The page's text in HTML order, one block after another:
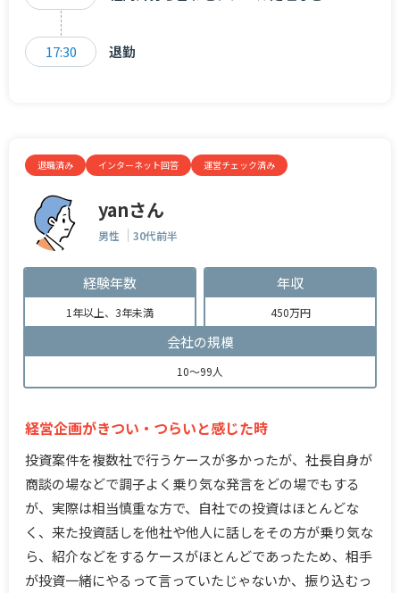
17:30 退勤
退職済み インターネット回答 運営チェック済み
yanさん
男性 30代前半
経験年数
1年以上、3年未満
年収
450万円
会社の規模
10～99人
経営企画がきつい・つらいと感じた時
投資案件を複数社で行うケースが多かったが、社長自身が
商談の場などで調子よく乗り気な発言をどの場でもする
が、実際は相当慎重な方で、自社での投資はほとんどな
く、来た投資話しを他社や他人に話しをその方が乗り気な
ら、紹介などをするケースがほとんどであったため、相手
が投資一緒にやるって言っていたじゃないか、振り込むっ